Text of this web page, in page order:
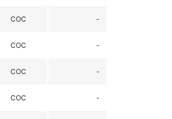
COC -
COC -
COC -
COC -